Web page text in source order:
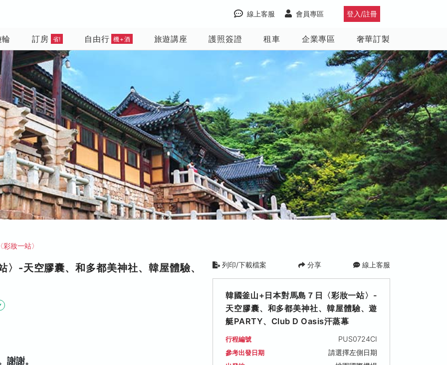
登入/註冊
會員專區
線上客服
訂房 省! 自由行 機+酒 旅遊講座 護照簽證 租車 企業專區 奢華訂製
妝一站〉
-天空膠囊、和多都美神社、韓屋體驗、
謝謝。
列印/下載檔案 分享 線上客服
韓國釜山+日本對馬島７日〈彩妝一站〉-
天空膠囊、和多都美神社、韓屋體驗、遊
艇PARTY、Club D Oasis汗蒸幕
行程編號 PUS0724CI
參考出發日期 請選擇左側日期